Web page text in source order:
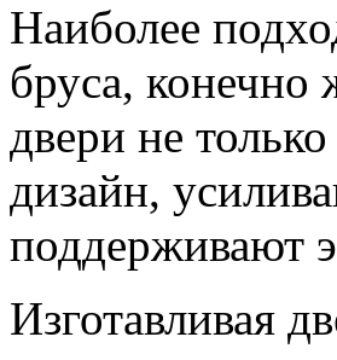
Наиболее
бруса, конечно
двери не
дизайн,
поддерживают
Изготавливая